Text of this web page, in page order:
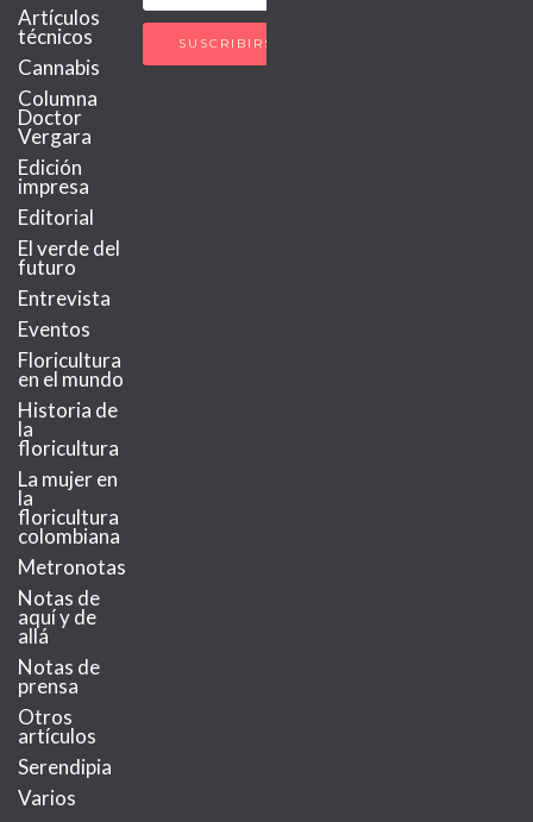
Artículos
técnicos
Cannabis
Columna
Doctor
Vergara
Edición
impresa
Editorial
El verde del
futuro
Entrevista
Eventos
Floricultura
en el mundo
Historia de
la
floricultura
La mujer en
la
floricultura
colombiana
Metronotas
Notas de
aquí y de
allá
Notas de
prensa
Otros
artículos
Serendipia
Varios